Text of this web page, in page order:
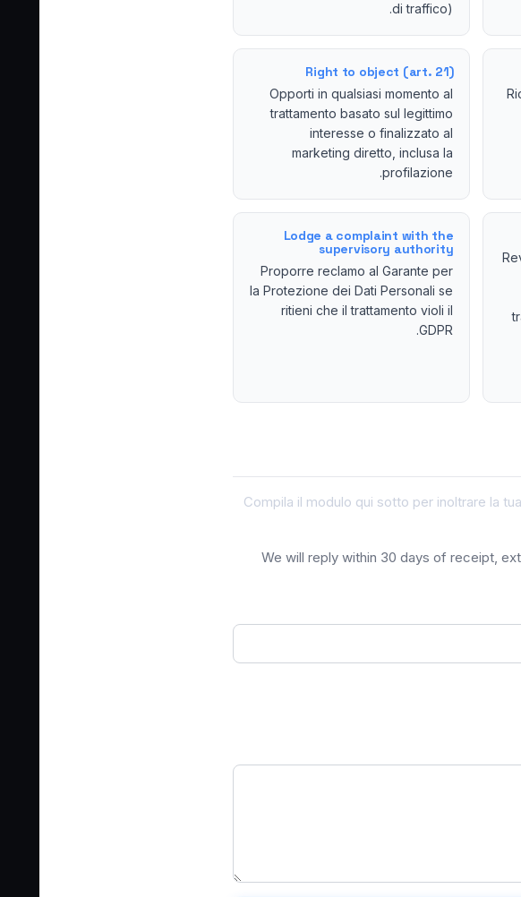
di traffico).
Right to object (art. 21)
Opporti in qualsiasi momento al
trattamento basato sul legittimo
interesse o finalizzato al
marketing diretto, inclusa la
profilazione.
Lodge a complaint with the
supervisory authority
Proporre reclamo al Garante per
la Protezione dei Dati Personali se
ritieni che il trattamento violi il
GDPR.
Compila il modulo qui sotto per inoltrare la
We will reply within 30 days of receipt,